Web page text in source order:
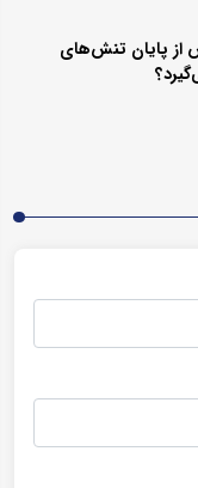
از پایان تنش‌های